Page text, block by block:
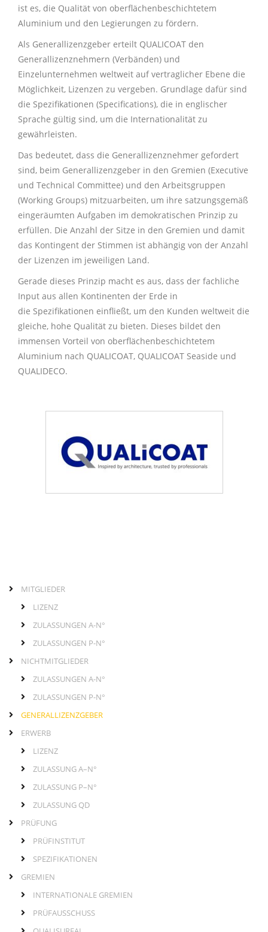
ist es, die Qualität von oberflächenbeschichtetem
Aluminium und den Legierungen zu fördern.
Als Generallizenzgeber erteilt QUALICOAT den
Generallizenznehmern (Verbänden) und
Einzelunternehmen weltweit auf vertraglicher Ebene die
Möglichkeit, Lizenzen zu vergeben. Grundlage dafür sind
die Spezifikationen (Specifications), die in englischer
Sprache gültig sind, um die Internationalität zu
gewährleisten.
Das bedeutet, dass die Generallizenznehmer gefordert
sind, beim Generallizenzgeber in den Gremien (Executive
und Technical Committee) und den Arbeitsgruppen
(Working Groups) mitzuarbeiten, um ihre satzungsgemäß
eingeräumten Aufgaben im demokratischen Prinzip zu
erfüllen. Die Anzahl der Sitze in den Gremien und damit
das Kontingent der Stimmen ist abhängig von der Anzahl
der Lizenzen im jeweiligen Land.
Gerade dieses Prinzip macht es aus, dass der fachliche
Input aus allen Kontinenten der Erde in
die Spezifikationen einfließt, um den Kunden weltweit die
gleiche, hohe Qualität zu bieten. Dieses bildet den
immensen Vorteil von oberflächenbeschichtetem
Aluminium nach QUALICOAT, QUALICOAT Seaside und
QUALIDECO.
LinksMITGLIEDER
LIZENZ
ZULASSUNGEN A-N°
ZULASSUNGEN P-N°
NICHTMITGLIEDER
ZULASSUNGEN A-N°
ZULASSUNGEN P-N°
GENERALLIZENZGEBER
ERWERB
LIZENZ
ZULASSUNG A–N°
ZULASSUNG P–N°
ZULASSUNG QD
PRÜFUNG
PRÜFINSTITUT
SPEZIFIKATIONEN
GREMIEN
INTERNATIONALE GREMIEN
PRÜFAUSSCHUSS